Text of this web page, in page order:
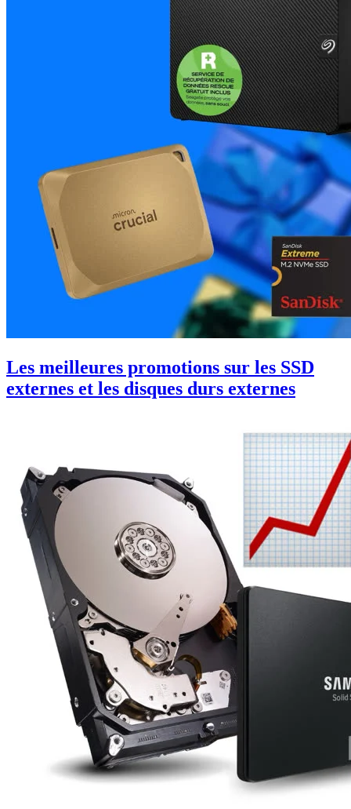
Les meilleures promotions sur les SSD
externes et les disques durs externes